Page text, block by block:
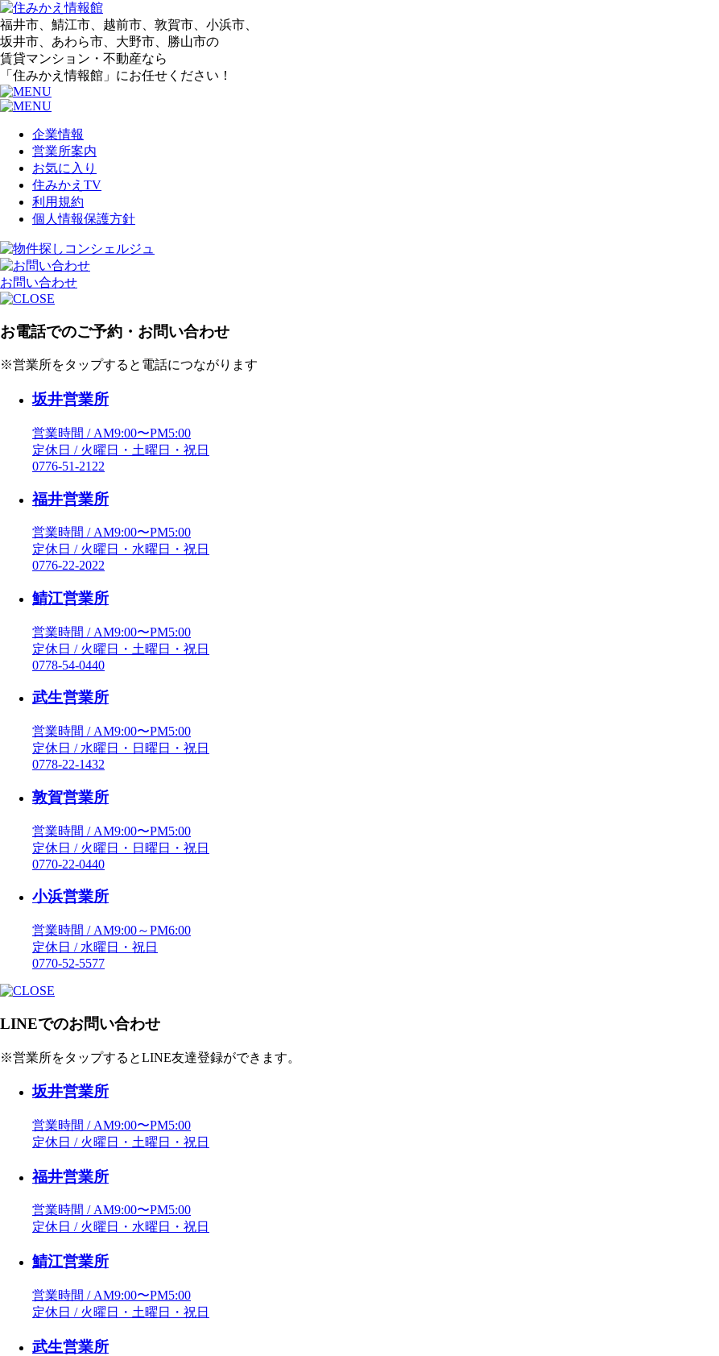
福井市、鯖江市、越前市、敦賀市、小浜市、
坂井市、あわら市、大野市、勝山市の
賃貸マンション・不動産なら
「住みかえ情報館」にお任せください！
企業情報
営業所案内
お気に入り
住みかえTV
利用規約
個人情報保護方針
お問い合わせ
お電話でのご予約・お問い合わせ
※営業所をタップすると電話につながります
坂井営業所
営業時間 / AM9:00〜PM5:00
定休日 / 火曜日・土曜日・祝日
0776-51-2122
福井営業所
営業時間 / AM9:00〜PM5:00
定休日 / 火曜日・水曜日・祝日
0776-22-2022
鯖江営業所
営業時間 / AM9:00〜PM5:00
定休日 / 火曜日・土曜日・祝日
0778-54-0440
武生営業所
営業時間 / AM9:00〜PM5:00
定休日 / 水曜日・日曜日・祝日
0778-22-1432
敦賀営業所
営業時間 / AM9:00〜PM5:00
定休日 / 火曜日・日曜日・祝日
0770-22-0440
小浜営業所
営業時間 / AM9:00～PM6:00
定休日 / 水曜日・祝日
0770-52-5577
LINEでのお問い合わせ
※営業所をタップするとLINE友達登録ができます。
坂井営業所
営業時間 / AM9:00〜PM5:00
定休日 / 火曜日・土曜日・祝日
福井営業所
営業時間 / AM9:00〜PM5:00
定休日 / 火曜日・水曜日・祝日
鯖江営業所
営業時間 / AM9:00〜PM5:00
定休日 / 火曜日・土曜日・祝日
武生営業所